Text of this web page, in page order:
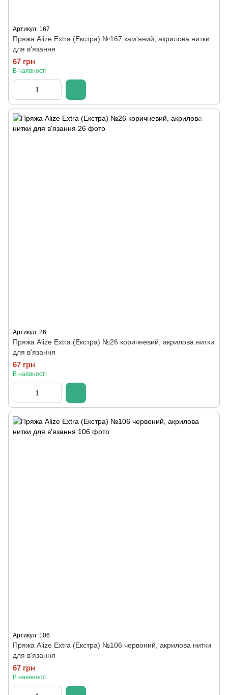
Артикул: 167
Пряжа Alize Extra (Екстра) №167 кам'яний, акрилова нитки
для в'язання
67 грн
В наявності
Артикул: 26
Пряжа Alize Extra (Екстра) №26 коричневий, акрилова нитки
для в'язання
67 грн
В наявності
Артикул: 106
Пряжа Alize Extra (Екстра) №106 червоний, акрилова нитки
для в'язання
67 грн
В наявності